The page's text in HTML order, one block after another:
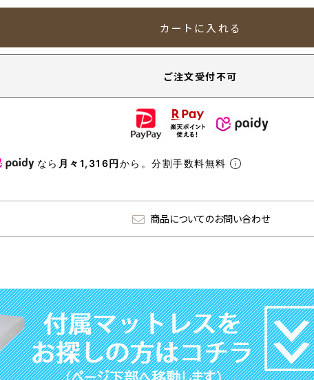
カートに入れる
ご注文受付不可
なら 月々1,316円から。分割手数料無料
商品についてのお問い合わせ